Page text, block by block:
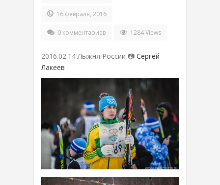
16 февраля, 2016
0 комментариев 1284 Views
2016.02.14 Лыжня России 📷 Сергей
Лакеев